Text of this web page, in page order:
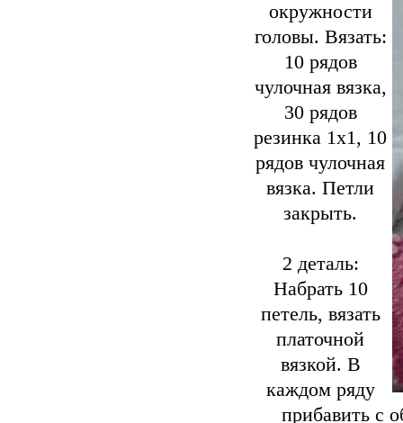
окружности
головы. Вязать:
10 рядов
чулочная вязка,
30 рядов
резинка 1х1, 10
рядов чулочная
вязка. Петли
закрыть.
2 деталь:
Набрать 10
петель, вязать
платочной
вязкой. В
каждом ряду
прибавить с